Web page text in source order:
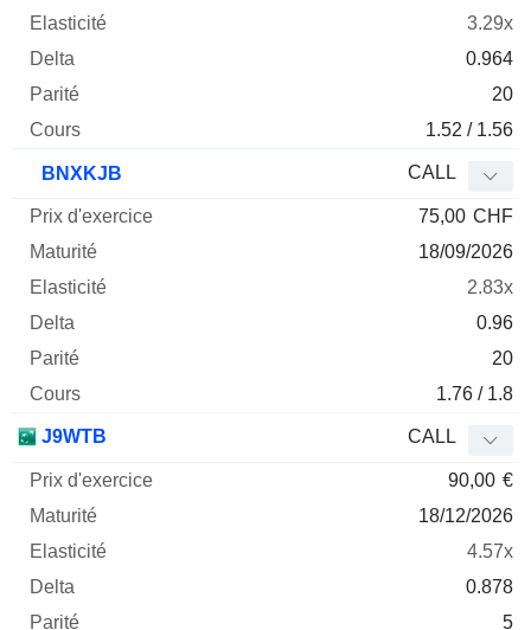
3.29x
0.964
20
1.52 / 1.56
BNXKJB CALL
75,00 CHF
18/09/2026
2.83x
0.96
20
1.76 / 1.8
J9WTB CALL
90,00 €
18/12/2026
4.57x
0.878
5